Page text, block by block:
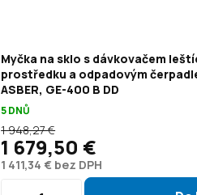
Myčka na sklo s dávkovačem
prostředku a odpadovým
ASBER, GE-400 B DD
5 DNŮ
1 411,34 € bez DPH
1 948,27 €
1 679,50 €